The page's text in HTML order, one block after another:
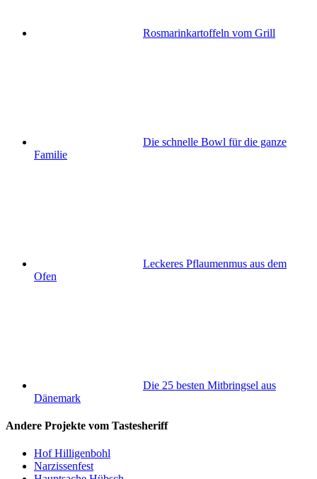
Rosmarinkartoffeln vom Grill
Die schnelle Bowl für die ganze
Familie
Leckeres Pflaumenmus aus dem
Ofen
Die 25 besten Mitbringsel aus
Dänemark
Andere Projekte vom Tastesheriff
Hof Hilligenbohl
Narzissenfest